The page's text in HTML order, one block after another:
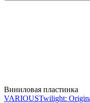
Виниловая пластинка
VARIOUSTwilight: